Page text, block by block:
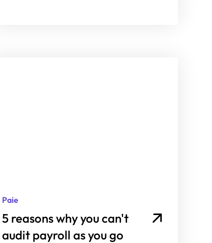
Paie
5 reasons why you can't
audit payroll as you go